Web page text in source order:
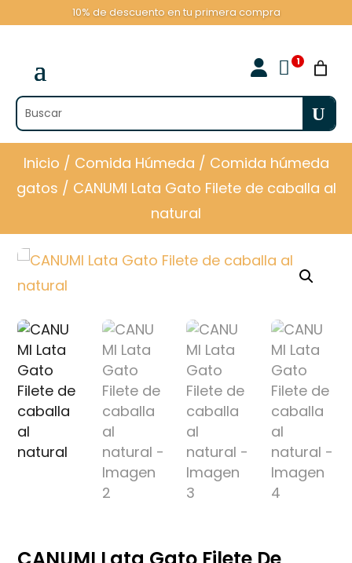
10% de descuento en tu primera compra

Inicio / Comida Húmeda / Comida húmeda
gatos / CANUMI Lata Gato Filete de caballa al
natural